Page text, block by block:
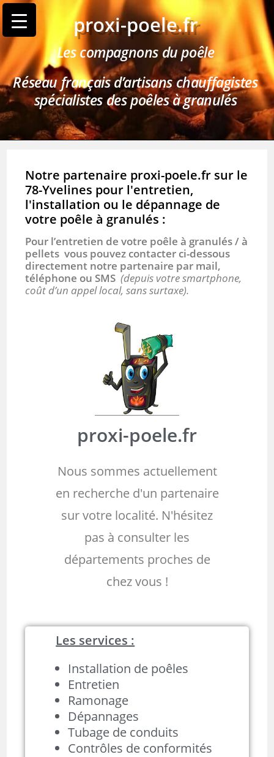
proxi-poele.fr
Les compagnons du poêle
Réseau français d’artisans chauffagistes
spécialistes des poêles à granulés
Notre partenaire proxi-poele.fr sur le
78-Yvelines pour l'entretien,
l'installation ou le dépannage de
votre poêle à granulés :
Pour l’entretien de votre poêle à granulés / à
pellets vous pouvez contacter ci-dessous
directement notre partenaire par mail,
téléphone ou SMS(depuis votre smartphone,
coût d’un appel local, sans surtaxe).
proxi-poele.fr
Nous sommes actuellement
en recherche d'un partenaire
sur votre localité. N'hésitez
pas à consulter les
départements proches de
chez vous !
Les services :
Installation de poêles
Entretien
Ramonage
Dépannages
Tubage de conduits
Contrôles de conformités